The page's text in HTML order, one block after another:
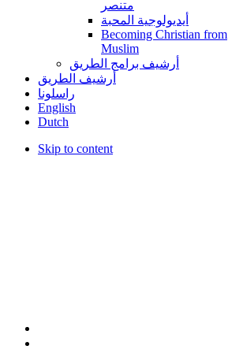
متنصر
أيديولوجية المحبة
Becoming Christian from
Muslim
أرشيف برامج الطريق
أرشيف الطريق
راسلونا
English
Dutch
Skip to content